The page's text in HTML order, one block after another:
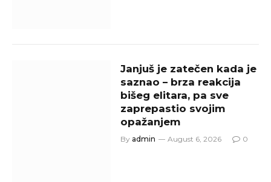
Janjuš je zatečen kada je
saznao – brza reakcija
bišeg elitara, pa sve
zaprepastio svojim
opažanjem
By admin August 6, 2026 0